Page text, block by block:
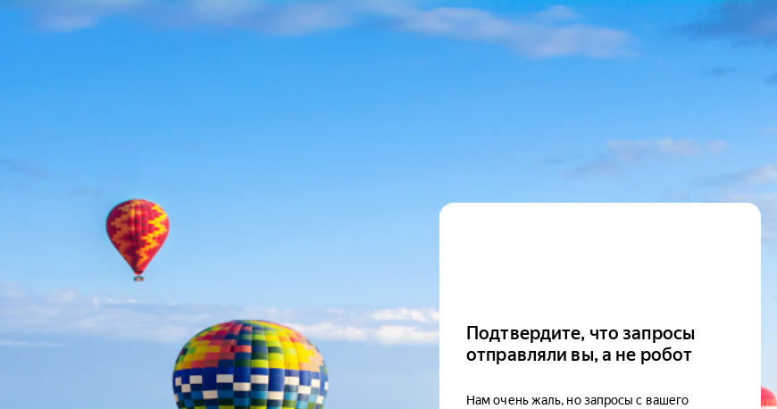
Подтвердите, что запросы
отправляли вы, а не робот
Нам очень жаль, но запросы с вашего